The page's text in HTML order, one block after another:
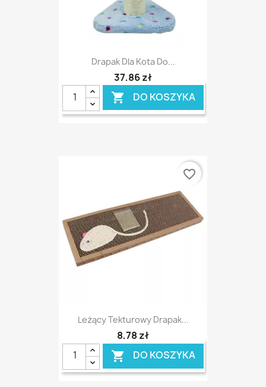
Drapak Dla Kota Do...
37,86 zł
 DO KOSZYKA
Leżący Tekturowy Drapak...
8,78 zł
 DO KOSZYKA
favorite_border